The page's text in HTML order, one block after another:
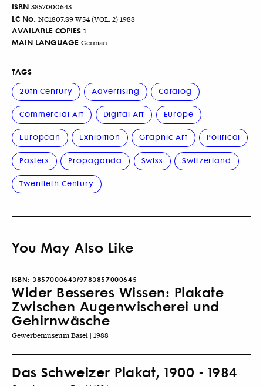
ISBN 3857000643
LC No. NC1807.S9 W54 (VOL. 2) 1988
AVAILABLE COPIES 1
MAIN LANGUAGE German
TAGS
20th Century
Advertising Catalog
Commercial Art Digital Art Europe
European Exhibition Graphic Art Political
Posters Propaganda Swiss Switzerland
Twentieth Century
You May Also Like
ISBN: 3857000643/9783857000645
Wider Besseres Wissen: Plakate
Zwischen Augenwischerei und
Gehirnwäsche
Gewerbemuseum Basel | 1988
Das Schweizer Plakat, 1900 - 1984